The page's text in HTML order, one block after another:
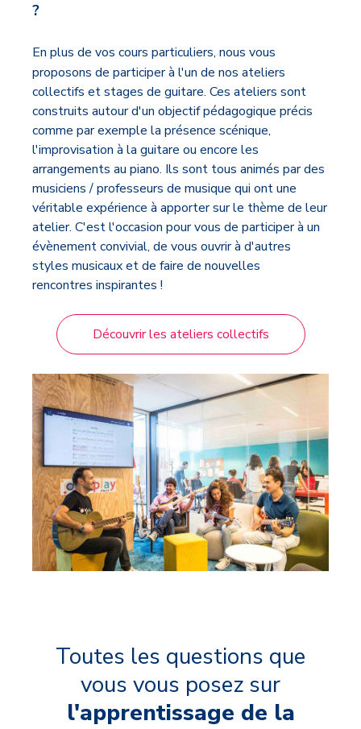
?
En plus de vos cours particuliers, nous vous
proposons de participer à l'un de nos ateliers
collectifs et stages de guitare. Ces ateliers sont
construits autour d'un objectif pédagogique précis
comme par exemple la présence scénique,
l'improvisation à la guitare ou encore les
arrangements au piano. Ils sont tous animés par des
musiciens / professeurs de musique qui ont une
véritable expérience à apporter sur le thème de leur
atelier. C'est l'occasion pour vous de participer à un
évènement convivial, de vous ouvrir à d'autres
styles musicaux et de faire de nouvelles
rencontres inspirantes !
Découvrir les ateliers collectifs
Toutes les questions que
vous vous posez sur
l'apprentissage de la